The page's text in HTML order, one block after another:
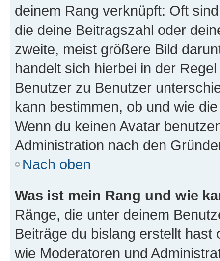
deinem Rang verknüpft: Oft
die deine Beitragszahl oder
zweite, meist größere Bild
handelt sich hierbei in der
Benutzer zu Benutzer
kann bestimmen, ob und wie
Wenn du keinen Avatar
Administration nach den
Nach oben
Was ist mein Rang und wie
Ränge, die unter deinem
Beiträge du bislang erstellt
wie Moderatoren und